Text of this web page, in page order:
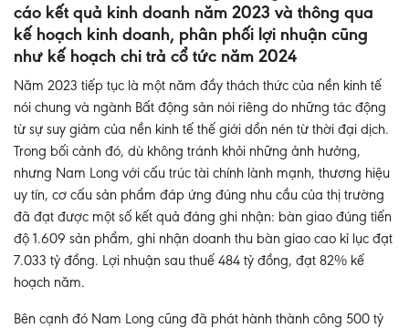
cáo kết quả kinh doanh năm 2023 và thông qua
kế hoạch kinh doanh, phân phối lợi nhuận cũng
như kế hoạch chi trả cổ tức năm 2024
Năm 2023 tiếp tục là một năm đầy thách thức của nền kinh tế
nói chung và ngành Bất động sản nói riêng do những tác động
từ sự suy giảm của nền kinh tế thế giới dồn nén từ thời đại dịch.
Trong bối cảnh đó, dù không tránh khỏi những ảnh hưởng,
nhưng Nam Long với cấu trúc tài chính lành mạnh, thương hiệu
uy tín, cơ cấu sản phẩm đáp ứng đúng nhu cầu của thị trường
đã đạt được một số kết quả đáng ghi nhận: bàn giao đúng tiến
độ 1.609 sản phẩm, ghi nhận doanh thu bàn giao cao kỉ lục đạt
7.033 tỷ đồng. Lợi nhuận sau thuế 484 tỷ đồng, đạt 82% kế
hoạch năm.
Bên cạnh đó Nam Long cũng đã phát hành thành công 500 tỷ